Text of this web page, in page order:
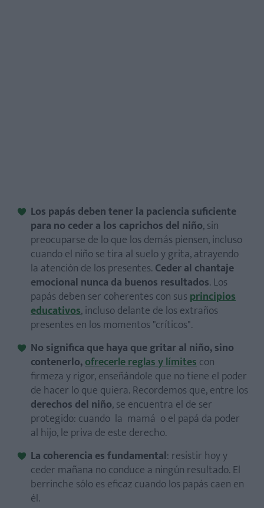
Los papás deben tener la paciencia suficiente
para no ceder a los caprichos del niño, sin
preocuparse de lo que los demás piensen, incluso
cuando el niño se tira al suelo y grita, atrayendo
la atención de los presentes. Ceder al chantaje
emocional nunca da buenos resultados. Los
papás deben ser coherentes con sus principios
educativos, incluso delante de los extraños
presentes en los momentos "críticos".
No significa que haya que gritar al niño, sino
contenerlo,ofrecerle reglas y límitescon
firmeza y rigor, enseñándole que no tiene el poder
de hacer lo que quiera. Recordemos que, entre los
derechos del niño, se encuentra el de ser
protegido: cuando la mamá o el papá da poder
al hijo, le priva de este derecho.
La coherencia es fundamental: resistir hoy y
ceder mañana no conduce a ningún resultado. El
berrinche sólo es eficaz cuando los papás caen en
él.